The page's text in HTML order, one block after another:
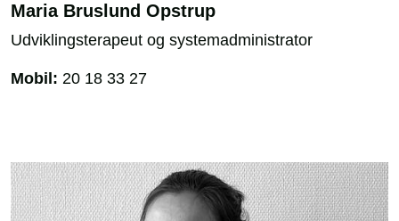
Maria Bruslund Opstrup
Udviklingsterapeut og systemadministrator
Mobil: 20 18 33 27